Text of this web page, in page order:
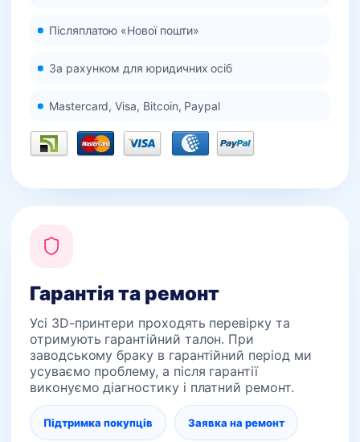
Післяплатою «Нової пошти»
За рахунком для юридичних осіб
Mastercard, Visa, Bitcoin, Paypal
Гарантія та ремонт
Усі 3D-принтери проходять перевірку та
отримують гарантійний талон. При
заводському браку в гарантійний період ми
усуваємо проблему, а після гарантії
виконуємо діагностику і платний ремонт.
Підтримка покупців Заявка на ремонт